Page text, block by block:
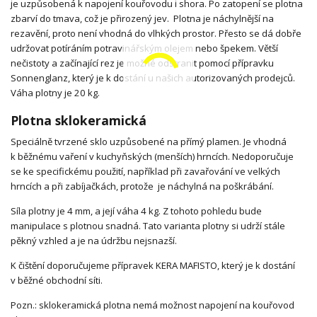
je uzpůsobená k napojení kouřovodu i shora. Po zatopení se plotna
zbarví do tmava, což je přirozený jev. Plotna je náchylnější na
rezavění, proto není vhodná do vlhkých prostor. Přesto se dá dobře
udržovat potíráním potravinářským olejem nebo špekem. Větší
nečistoty a začínající rez je možné odstranit pomocí přípravku
Sonnenglanz, který je k dostání u našich autorizovaných prodejců.
Váha plotny je 20 kg.
Plotna sklokeramická
Speciálně tvrzené sklo uzpůsobené na přímý plamen. Je vhodná
k běžnému vaření v kuchyňských (menších) hrncích. Nedoporučuje
se ke specifickému použití, například při zavařování ve velkých
hrncích a při zabíjačkách, protože je náchylná na poškrábání.
Síla plotny je 4 mm, a její váha 4 kg. Z tohoto pohledu bude
manipulace s plotnou snadná. Tato varianta plotny si udrží stále
pěkný vzhled a je na údržbu nejsnazší.
K čištění doporučujeme přípravek KERA MAFISTO, který je k dostání
v běžné obchodní síti.
Pozn.: sklokeramická plotna nemá možnost napojení na kouřovod